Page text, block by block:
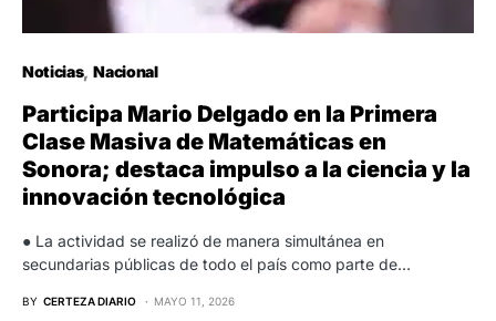
Noticias Nacional
Participa Mario Delgado en la Primera
Clase Masiva de Matemáticas en
Sonora; destaca impulso a la ciencia y la
innovación tecnológica
● La actividad se realizó de manera simultánea en
secundarias públicas de todo el país como parte de…
BY CERTEZA DIARIO MAYO 11, 2026